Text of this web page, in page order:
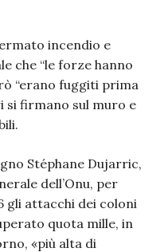
incendio e
che “le forze hanno
“erano fuggiti prima
si firmano sul muro e
Stéphane Dujarric,
dell’Onu, per
gli attacchi dei coloni
quota mille, in
«più alta di